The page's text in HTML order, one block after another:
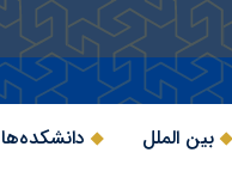
بین الملل دانشکده‌ها